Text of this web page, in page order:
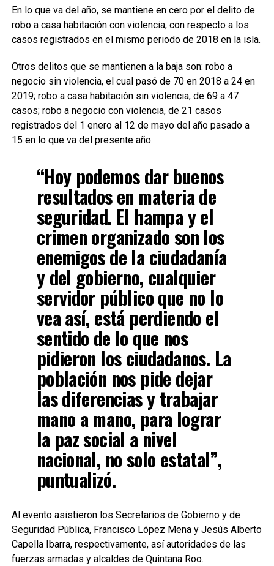
En lo que va del año, se mantiene en cero por el delito de
robo a casa habitación con violencia, con respecto a los
casos registrados en el mismo periodo de 2018 en la isla.
Otros delitos que se mantienen a la baja son: robo a
negocio sin violencia, el cual pasó de 70 en 2018 a 24 en
2019; robo a casa habitación sin violencia, de 69 a 47
casos; robo a negocio con violencia, de 21 casos
registrados del 1 enero al 12 de mayo del año pasado a
15 en lo que va del presente año.
“Hoy podemos dar buenos
resultados en materia de
seguridad. El hampa y el
crimen organizado son los
enemigos de la ciudadanía
y del gobierno, cualquier
servidor público que no lo
vea así, está perdiendo el
sentido de lo que nos
pidieron los ciudadanos. La
población nos pide dejar
las diferencias y trabajar
mano a mano, para lograr
la paz social a nivel
nacional, no solo estatal”,
puntualizó.
Al evento asistieron los Secretarios de Gobierno y de
Seguridad Pública, Francisco López Mena y Jesús Alberto
Capella Ibarra, respectivamente, así autoridades de las
fuerzas armadas y alcaldes de Quintana Roo.